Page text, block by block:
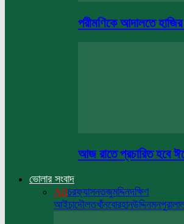
পরীমণিকে আদালতে
আজ রাতে প্রচারিত হবে
ভোলার সংবাদ
Allচরফ্যাসনতজুমদ্দিনদক্ষিণ
আইচাদৌলতখাঁনবোরহানউদ্দিনমনপুরা